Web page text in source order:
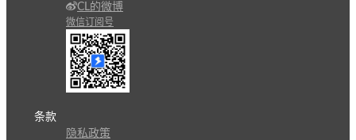
CL的微博
微信订阅号
条款
隐私政策